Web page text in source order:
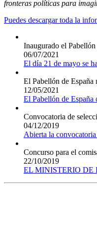
fronteras políticas para
Puedes descargar toda la
Inaugurado el
06/07/2021
El día 21 de mayo se
El Pabellón de España
12/05/2021
El Pabellón de España
Convocatoria de
04/12/2019
Abierta la convocatoria
Concurso para el
22/10/2019
EL MINISTERIO DE